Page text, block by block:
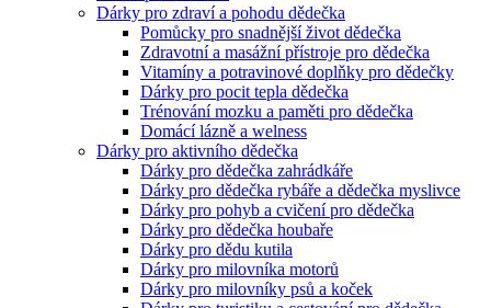
Dárky pro zdraví a pohodu dědečka
Pomůcky pro snadnější život dědečka
Zdravotní a masážní přístroje pro dědečka
Vitamíny a potravinové doplňky pro dědečky
Dárky pro pocit tepla dědečka
Trénování mozku a paměti pro dědečka
Domácí lázně a welness
Dárky pro aktivního dědečka
Dárky pro dědečka zahrádkáře
Dárky pro dědečka rybáře a dědečka myslivce
Dárky pro pohyb a cvičení pro dědečka
Dárky pro dědečka houbaře
Dárky pro dědu kutila
Dárky pro milovníka motorů
Dárky pro milovníky psů a koček